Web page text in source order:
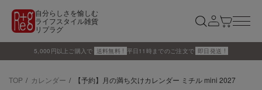
自分らしさを愉しむ
ライフスタイル雑貨
リプラグ
5,000円以上ご購入で 送料無料 ! 平日11時までのご注文で 即日発送 !
TOP カレンダー 【予約】月の満ち欠けカレンダー ミチル mini 2027